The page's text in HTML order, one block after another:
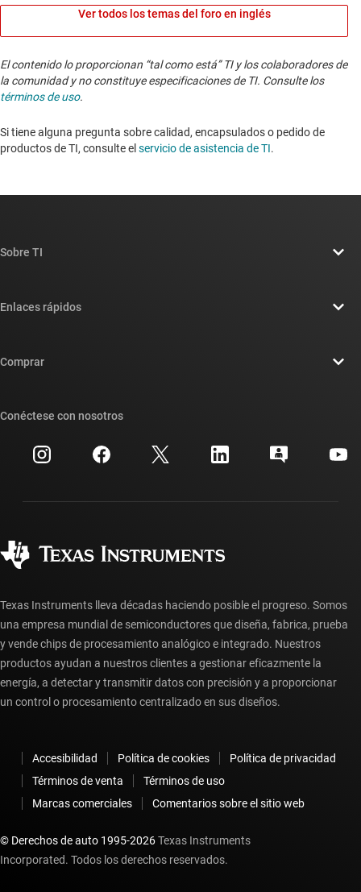
Ver todos los temas del foro en inglés
El contenido lo proporcionan “tal como está” TI y los colaboradores de
la comunidad y no constituye especificaciones de TI. Consulte los
términos de uso.
Si tiene alguna pregunta sobre calidad, encapsulados o pedido de
productos de TI, consulte el servicio de asistencia de TI. ​​​​​​​​​​​​​​
Sobre TI
Sala de redacción
Relaciones con los inversionistas
Fabricación
Enlaces rápidos
Búsqueda de referencias cruzadas
Centro de atención al cliente
Preguntas frecuentes sobre la cuenta myTI
Comprar
Preguntas frecuentes sobre pedidos
Conéctese con nosotros
Texas Instruments lleva décadas haciendo posible el progreso. Somos
una empresa mundial de semiconductores que diseña, fabrica, prueba
y vende chips de procesamiento analógico e integrado. Nuestros
productos ayudan a nuestros clientes a gestionar eficazmente la
energía, a detectar y transmitir datos con precisión y a proporcionar
un control o procesamiento centralizado en sus diseños.
Accesibilidad Política de cookies
Política de privacidad
Términos de venta
Términos de uso
Marcas comerciales
Comentarios sobre el sitio web
© Derechos de auto 1995-2026Texas Instruments
Incorporated. Todos los derechos reservados.